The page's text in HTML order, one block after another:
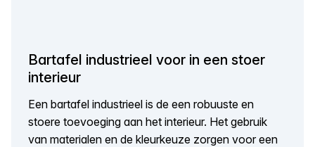
Bartafel industrieel voor in een stoer
interieur
Een bartafel industrieel is de een robuuste en
stoere toevoeging aan het interieur. Het gebruik
van materialen en de kleurkeuze zorgen voor een